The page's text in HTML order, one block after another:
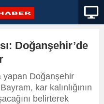
Doğanşehir’de
yapan Doğanşehir
kar kalınlığının
belirterek